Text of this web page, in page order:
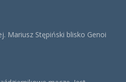
Mariusz Stępiński blisko Genoi